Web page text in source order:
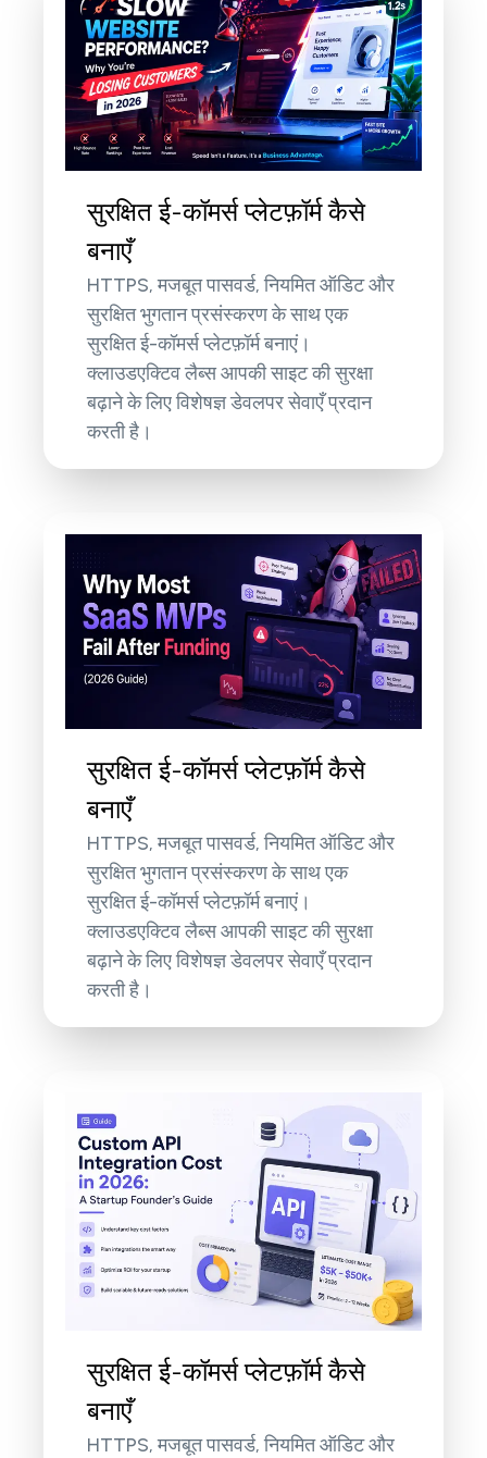
सुरक्षित ई-कॉमर्स प्लेटफ़ॉर्म कैसे
बनाएँ
HTTPS, मजबूत पासवर्ड, नियमित ऑडिट और
सुरक्षित भुगतान प्रसंस्करण के साथ एक
सुरक्षित ई-कॉमर्स प्लेटफ़ॉर्म बनाएं।
क्लाउडएक्टिव लैब्स आपकी साइट की सुरक्षा
बढ़ाने के लिए विशेषज्ञ डेवलपर सेवाएँ प्रदान
करती है।
सुरक्षित ई-कॉमर्स प्लेटफ़ॉर्म कैसे
बनाएँ
HTTPS, मजबूत पासवर्ड, नियमित ऑडिट और
सुरक्षित भुगतान प्रसंस्करण के साथ एक
सुरक्षित ई-कॉमर्स प्लेटफ़ॉर्म बनाएं।
क्लाउडएक्टिव लैब्स आपकी साइट की सुरक्षा
बढ़ाने के लिए विशेषज्ञ डेवलपर सेवाएँ प्रदान
करती है।
सुरक्षित ई-कॉमर्स प्लेटफ़ॉर्म कैसे
बनाएँ
HTTPS, मजबूत पासवर्ड, नियमित ऑडिट और